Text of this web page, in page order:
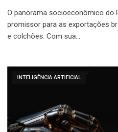
O panorama socioeconômico do
promissor para as exportações
e colchões. Com sua…
INTELIGÊNCIA ARTIFICIAL